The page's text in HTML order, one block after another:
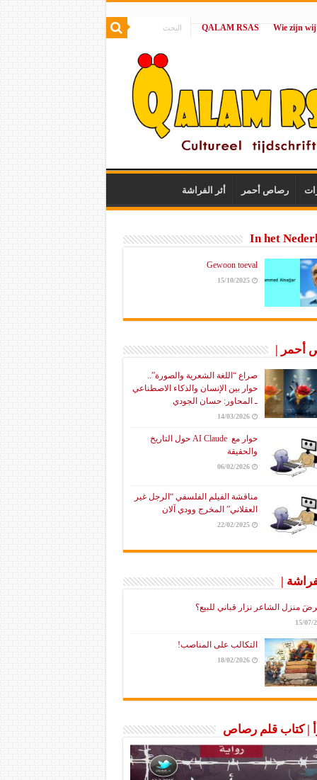
|
QALAM RSAS
رصاص أحمر أثر الفراشة
In het
Gewoon toeval
15/10/2025
أحمر |
صراع “اللغة الشعرية والصورة”..
حوار بين الإنسان والذكاء الاصطناعي
ـ المحاور: حسان الجودي
14/03/2026
حوار مع AI Claude حول التاريخ
والحقيقة
06/02/2026
مناقشة الفيلم الفلسفي “الرجل غير
العقلاني” المخرج وودي آلان
22/02/2025
|
منزل الشاعر نزار قباني للبيع؟
15/07/
التكالب على المناصب!
18/02/2026
| كتاب قلم رصاص